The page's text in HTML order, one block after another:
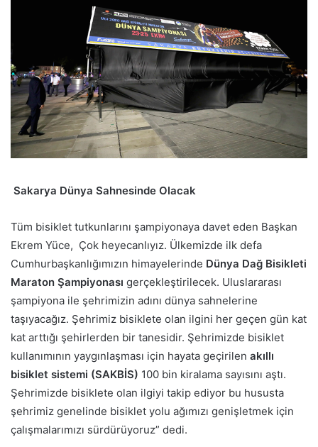
Sakarya Dünya Sahnesinde Olacak
Tüm bisiklet tutkunlarını şampiyonaya davet eden Başkan
Ekrem Yüce, Çok heyecanlıyız. Ülkemizde ilk defa
Cumhurbaşkanlığımızın himayelerinde Dünya Dağ Bisikleti
Maraton Şampiyonası gerçekleştirilecek. Uluslararası
şampiyona ile şehrimizin adını dünya sahnelerine
taşıyacağız. Şehrimiz bisiklete olan ilgini her geçen gün kat
kat arttığı şehirlerden bir tanesidir. Şehrimizde bisiklet
kullanımının yaygınlaşması için hayata geçirilen akıllı
bisiklet sistemi (SAKBİS) 100 bin kiralama sayısını aştı.
Şehrimizde bisiklete olan ilgiyi takip ediyor bu hususta
şehrimiz genelinde bisiklet yolu ağımızı genişletmek için
çalışmalarımızı sürdürüyoruz” dedi.